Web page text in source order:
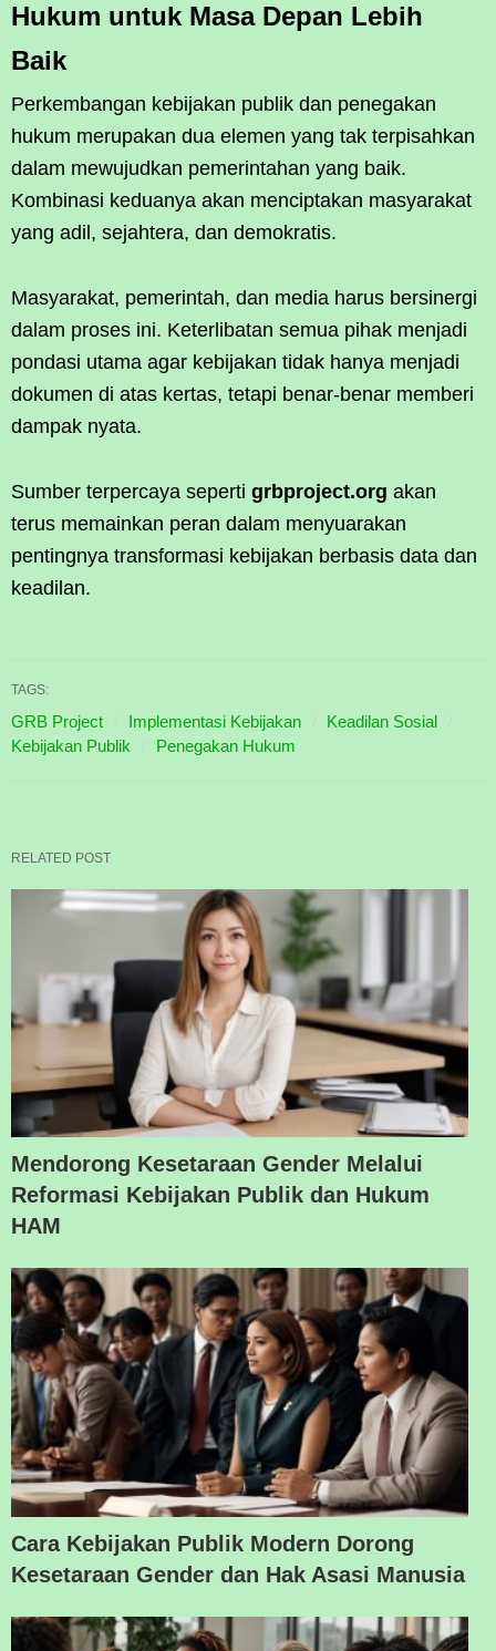
Hukum untuk Masa Depan Lebih
Baik
Perkembangan kebijakan publik dan penegakan
hukum merupakan dua elemen yang tak terpisahkan
dalam mewujudkan pemerintahan yang baik.
Kombinasi keduanya akan menciptakan masyarakat
yang adil, sejahtera, dan demokratis.
Masyarakat, pemerintah, dan media harus bersinergi
dalam proses ini. Keterlibatan semua pihak menjadi
pondasi utama agar kebijakan tidak hanya menjadi
dokumen di atas kertas, tetapi benar-benar memberi
dampak nyata.
Sumber terpercaya seperti grbproject.org akan
terus memainkan peran dalam menyuarakan
pentingnya transformasi kebijakan berbasis data dan
keadilan.
TAGS:
GRB Project Implementasi Kebijakan
Keadilan Sosial
Kebijakan Publik
Penegakan Hukum
RELATED POST
Mendorong Kesetaraan Gender Melalui
Reformasi Kebijakan Publik dan Hukum
HAM
Cara Kebijakan Publik Modern Dorong
Kesetaraan Gender dan Hak Asasi Manusia